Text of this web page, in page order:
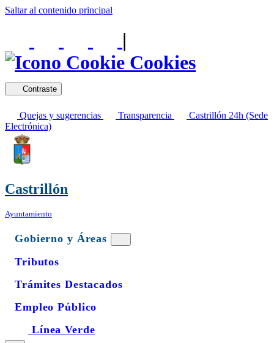
Saltar al contenido principal
|
Cookies
Contraste
Quejas y sugerencias Transparencia
Castrillón 24h (Sede
Electrónica)
Castrillón
Ayuntamiento
Gobierno y Áreas
Tributos
Trámites Destacados
Empleo Público
Línea Verde